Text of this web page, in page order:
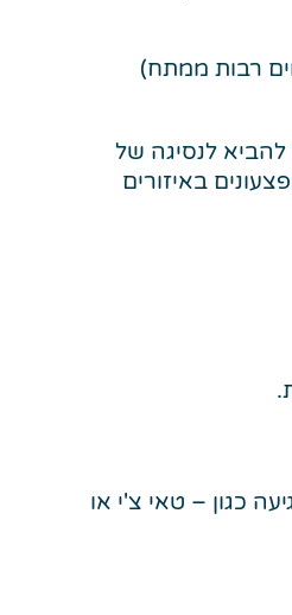
רבות ממתח)
להביא לנסיגה של
באיזורים
3 פעמים בשבוע) וגם בפעילות מרגיעה כגון – טאי צ'י או